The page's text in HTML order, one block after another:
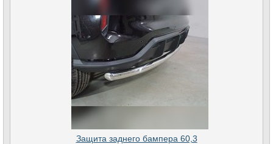
Защита заднего бампера 60,3